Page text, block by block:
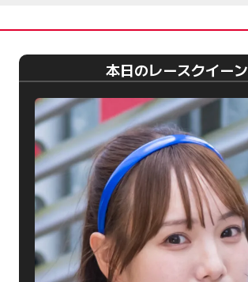
本日のレースクイーン